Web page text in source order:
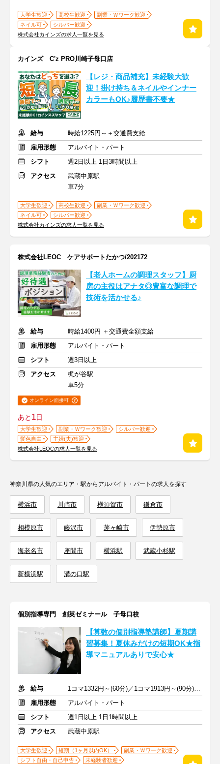
大学生歓迎 高校生歓迎
副業・Ｗワーク歓迎
ネイル可
シルバー歓迎
株式会社カインズの求人一覧を見る
カインズ C'z PRO川崎子母口店
【レジ・商品補充】未経験大歓
迎！掛け持ち＆ネイルやインナー
カラーもOK♪履歴書不要★
給与
時給1225円～＋交通費支給
雇用形態
アルバイト・パート
シフト
週2日以上 1日3時間以上
アクセス
武蔵中原駅
車7分
大学生歓迎 高校生歓迎
副業・Ｗワーク歓迎
ネイル可
シルバー歓迎
株式会社カインズの求人一覧を見る
株式会社LEOC ケアサポートたかつ/202172
【老人ホームの調理スタッフ】厨
房の主役はアナタ◎豊富な調理で
技術を活かせる♪
給与
時給1400円 ＋交通費全額支給
雇用形態
アルバイト・パート
シフト
週3日以上
アクセス
梶が谷駅
車5分
オンライン面接可
あと 1日
大学生歓迎 副業・Ｗワーク歓迎
シルバー歓迎
髪色自由
主婦(夫)歓迎
株式会社LEOCの求人一覧を見る
神奈川県の人気のエリア・駅からアルバイト・パートの求人を探す
横浜市 川崎市 横須賀市 鎌倉市
相模原市 藤沢市 茅ヶ崎市 伊勢原市
海老名市 座間市 横浜駅 武蔵小杉駅
新横浜駅 溝の口駅
個別指導専門 創英ゼミナール 子母口校
【算数の個別指導塾講師】夏期講
習募集！夏休みだけの短期OK★指
導マニュアルありで安心★
給与
1コマ1332円～(60分)／1コマ1913円～(90分) ※準備報告手当込み
雇用形態
アルバイト・パート
シフト
週1日以上 1日1時間以上
アクセス
武蔵中原駅
大学生歓迎 短期（1ヶ月以内OK）
副業・Ｗワーク歓迎
シフト自由・自己申告
未経験者歓迎